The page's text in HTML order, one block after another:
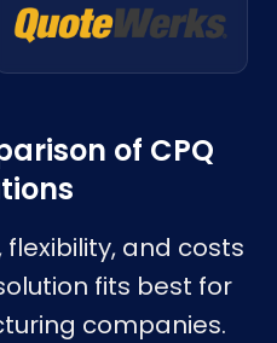
of CPQ
and costs
fits best for
companies.